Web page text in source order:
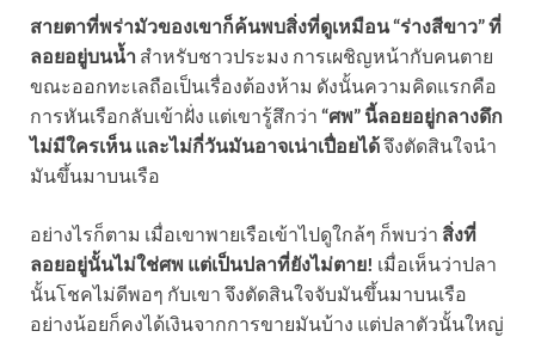
สายตาที่พร่ามัวของเขาก็ค้นพบสิ่งที่ดูเหมือน “ร่างสีขาว” ที่
ลอยอยู่บนน้ำ สำหรับชาวประมง การเผชิญหน้ากับคนตาย
ขณะออกทะเลถือเป็นเรื่องต้องห้าม ดังนั้นความคิดแรกคือ
การหันเรือกลับเข้าฝั่ง แต่เขารู้สึกว่า “ศพ” นี้ลอยอยู่กลางดึก
ไม่มีใครเห็น และไม่กี่วันมันอาจเน่าเปื่อยได้จึงตัดสินใจนำ
มันขึ้นมาบนเรือ
อย่างไรก็ตาม เมื่อเขาพายเรือเข้าไปดูใกล้ๆ ก็พบว่า สิ่งที่
ลอยอยู่นั้นไม่ใช่ศพ แต่เป็นปลาที่ยังไม่ตาย! เมื่อเห็นว่าปลา
นั้นโชคไม่ดีพอๆ กับเขา จึงตัดสินใจจับมันขึ้นมาบนเรือ
อย่างน้อยก็คงได้เงินจากการขายมันบ้าง แต่ปลาตัวนั้นใหญ่